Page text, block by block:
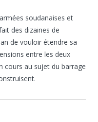
soudanaises et
des dizaines de
de vouloir étendre sa
entre les deux
cours au sujet du barrage